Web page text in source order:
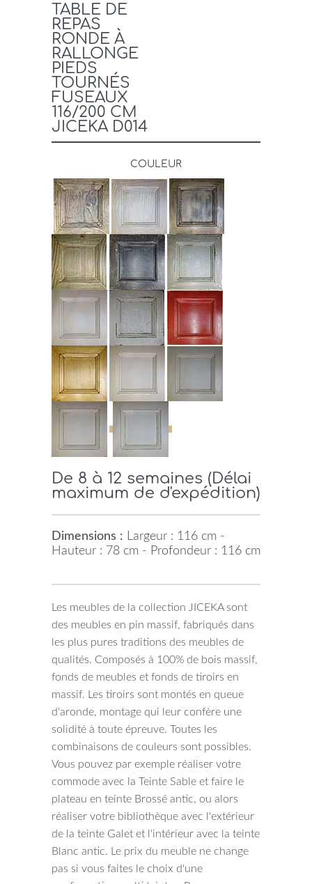
TABLE DE
REPAS
RONDE À
RALLONGE
PIEDS
TOURNÉS
FUSEAUX
116/200 CM
JICEKA D014
COULEUR
De 8 à 12 semaines (Délai
maximum de d'expédition)
Dimensions : Largeur : 116 cm -
Hauteur : 78 cm - Profondeur : 116 cm
Les meubles de la collection JICEKA sont
des meubles en pin massif, fabriqués dans
les plus pures traditions des meubles de
qualités. Composés à 100% de bois massif,
fonds de meubles et fonds de tiroirs en
massif. Les tiroirs sont montés en queue
d'aronde, montage qui leur confère une
solidité à toute épreuve. Toutes les
combinaisons de couleurs sont possibles.
Vous pouvez par exemple réaliser votre
commode avec la Teinte Sable et faire le
plateau en teinte Brossé antic, ou alors
réaliser votre bibliothèque avec l'extérieur
de la teinte Galet et l'intérieur avec la teinte
Blanc antic. Le prix du meuble ne change
pas si vous faites le choix d'une